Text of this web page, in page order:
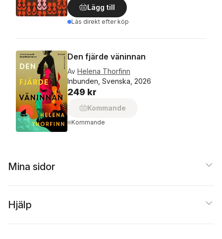
Lägg till
Läs direkt efter köp
Den fjärde väninnan
Av Helena Thorfinn
Inbunden, Svenska, 2026
249 kr
Kommande
Kommande
Mina sidor
Hjälp